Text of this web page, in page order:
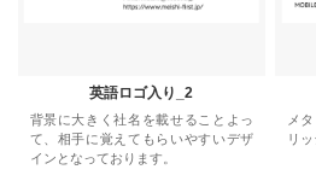
英語ロゴ入り_2
背景に大きく社名を載せることよっ
て、相手に覚えてもらいやすいデザ
インとなっております。
メ
リ